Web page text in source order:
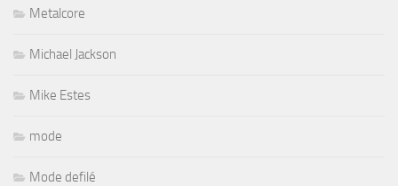
Metalcore
Michael Jackson
Mike Estes
mode
Mode defilé